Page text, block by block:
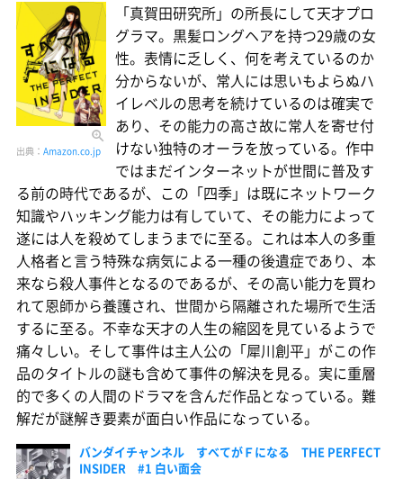
出典： Amazon.co.jp
「真賀田研究所」の所長にして天才プロ
グラマ。黒髪ロングヘアを持つ29歳の女
性。表情に乏しく、何を考えているのか
分からないが、常人には思いもよらぬハ
イレベルの思考を続けているのは確実で
あり、その能力の高さ故に常人を寄せ付
けない独特のオーラを放っている。作中
ではまだインターネットが世間に普及す
る前の時代であるが、この「四季」は既にネットワーク
知識やハッキング能力は有していて、その能力によって
遂には人を殺めてしまうまでに至る。これは本人の多重
人格者と言う特殊な病気による一種の後遺症であり、本
来なら殺人事件となるのであるが、その高い能力を買わ
れて恩師から養護され、世間から隔離された場所で生活
するに至る。不幸な天才の人生の縮図を見ているようで
痛々しい。そして事件は主人公の「犀川創平」がこの作
品のタイトルの謎も含めて事件の解決を見る。実に重層
的で多くの人間のドラマを含んだ作品となっている。難
解だが謎解き要素が面白い作品になっている。
バンダイチャンネル すべてがＦになる THE PERFECT
INSIDER #1 白い面会